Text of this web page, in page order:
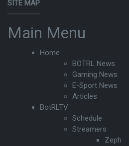
SITE MAP
Main Menu
Home
BOTRL News
Gaming News
E-Sport News
Articles
BotRLTV
Schedule
Streamers
Zeph